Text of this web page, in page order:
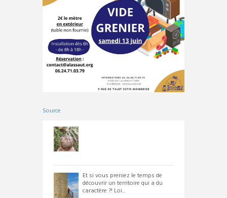
Source
Et si vous preniez le temps de
découvrir un territoire qui a du
caractère ?! Loi...